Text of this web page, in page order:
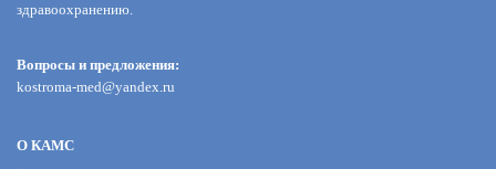
здравоохранению.
Вопросы и предложения:
kostroma-med@yandex.ru
О КАМС